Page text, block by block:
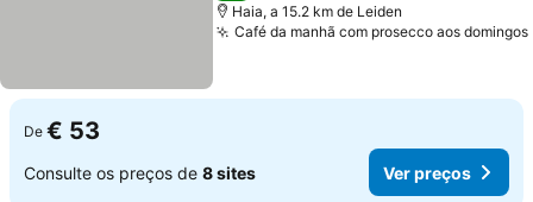
Haia, a 15.2 km de Leiden
Café da manhã com prosecco aos domingos
De € 53
Consulte os preços de 8 sites Ver preços